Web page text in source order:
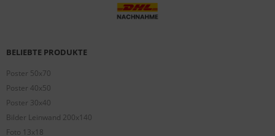
BELIEBTE PRODUKTE
Poster 50x70
Poster 40x50
Poster 30x40
Bilder Leinwand 200x140
Foto 13x18